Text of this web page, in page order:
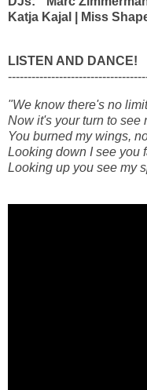
Katja Kajal | Miss
LISTEN AND DANCE!
"We know there's no
Now it's your turn to see
You burned my wings,
Looking down I see you
Looking up you see my